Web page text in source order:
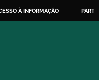
À INFORMAÇÃO